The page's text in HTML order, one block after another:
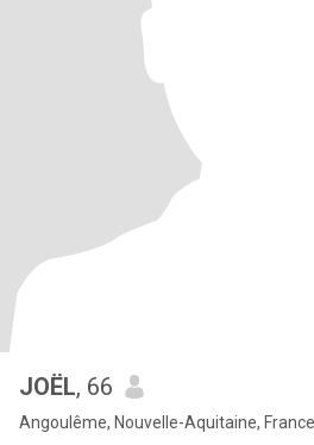
JOËL, 66
Angoulême, Nouvelle-Aquitaine, France